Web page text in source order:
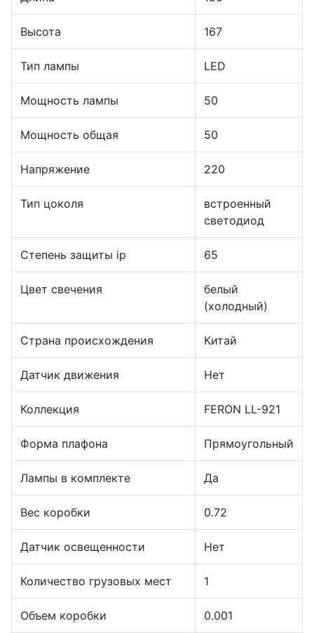
Высота 167
Тип лампы LED
Мощность лампы 50
Мощность общая 50
Напряжение 220
Тип цоколя
встроенный
светодиод
Степень защиты ip 65
Цвет свечения
белый
(холодный)
Страна происхождения Китай
Датчик движения Нет
Коллекция FERON LL-921
Форма плафона Прямоугольный
Лампы в комплекте Да
Вес коробки 0.72
Датчик освещенности Нет
Количество грузовых мест 1
Объем коробки 0.001